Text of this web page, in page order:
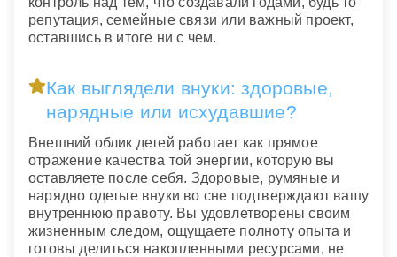
репутация, семейные связи или важный проект,
оставшись в итоге ни с чем.
Как выглядели внуки: здоровые,
нарядные или исхудавшие?
Внешний облик детей работает как прямое
отражение качества той энергии, которую вы
оставляете после себя. Здоровые, румяные и
нарядно одетые внуки во сне подтверждают вашу
внутреннюю правоту. Вы удовлетворены своим
жизненным следом, ощущаете полноту опыта и
готовы делиться накопленными ресурсами, не